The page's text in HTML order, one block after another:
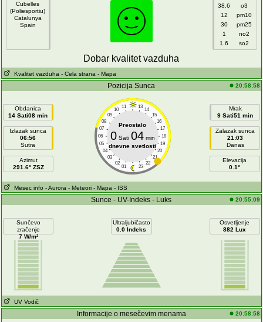
Cubelles
(Poliesportiu)
Catalunya
Spain
38.6
o3
12
pm10
30
pm25
1
no2
1.6
so2
Dobar kvalitet vazduha
Kvalitet vazduha - Cela strana - Mapa
Pozicija Sunca 20:58:58
Obdanica
14 Sati08 min
Izlazak sunca
06:56
Sutra
Azimut
291.6° ZSZ
11 13
10
14
09
15
08
16
07
17
06
18
05
19
04
20
03
21
02
22
01 23
Preostalo
0Sati 04min
dnevne svetlosti
Mrak
9 Sati51 min
Zalazak sunca
21:03
Danas
Elevacija
0.1°
Mesec info - Aurora - Meteori - Mapa - ISS
Sunce - UV-Indeks - Luks 20:55:09
Sunčevo
zračenje
7 W/m²
Ultraljubičasto
0.0 Indeks
Osvetljenje
882 Lux
UV Vodič
Informacije o mesečevim menama 20:58:58